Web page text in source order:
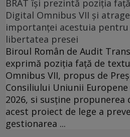
BRAT își prezintă poziția
Digital Omnibus VII și
importanței acestuia
libertatea presei
Biroul Român de Audit
exprimă poziția față de
Omnibus VII, propus de
Consiliului Uniunii
2026, si susține propunerea
acest proiect de lege a
gestionarea ...